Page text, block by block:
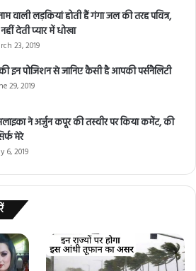
वाली लड़कियां होती हैं गंगा जल की तरह पवित्र,
देती प्यार में धोखा
23, 2019
इन पोजिशन से जानिए कैसी है आपकी पर्सनैलिटी
29, 2019
ने अर्जुन कपूर की तस्वीर पर किया कमेंट, की
मेरे
6, 2019